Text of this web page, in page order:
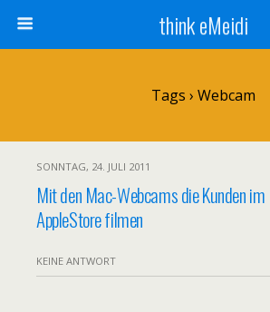
think eMeidi
Tags › Webcam
SONNTAG, 24. JULI 2011
Mit den Mac-Webcams die Kunden im
AppleStore filmen
KEINE ANTWORT